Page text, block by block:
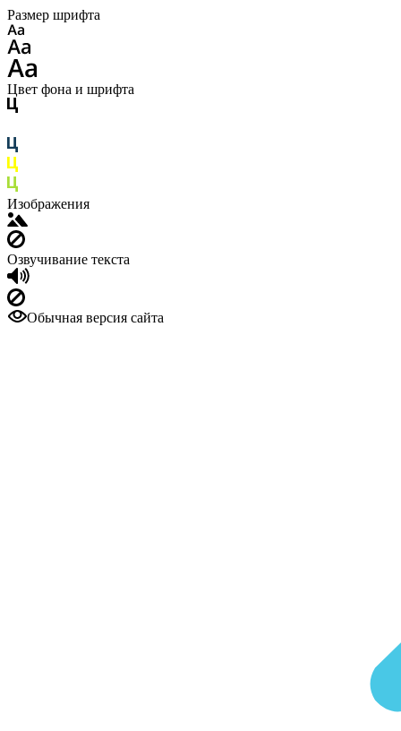
Размер шрифта
Цвет фона и шрифта
Изображения
Озвучивание текста
Обычная версия сайта